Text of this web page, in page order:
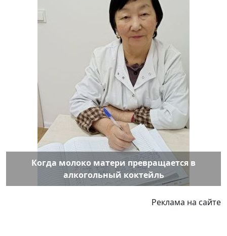
Когда молоко матери превращается в
алкогольный коктейль
Реклама на сайте